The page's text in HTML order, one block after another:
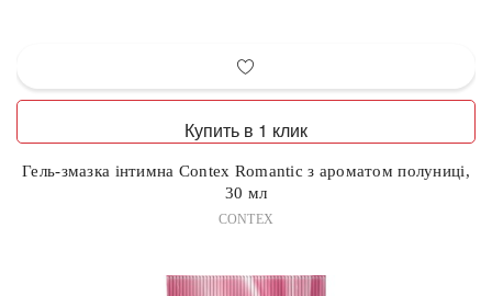
Купить в 1 клик
Гель-змазка інтимна Contex Romantic з ароматом полуниці,
30 мл
CONTEX